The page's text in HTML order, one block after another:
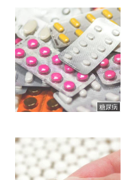
糖尿病